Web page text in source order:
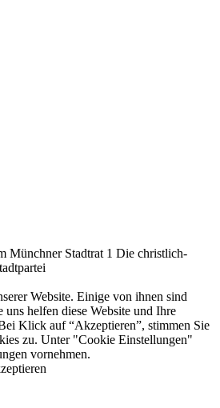
Münchner Stadtrat 1 Die christlich-
Website. Einige von ihnen sind
uns helfen diese Website und Ihre
Klick auf “Akzeptieren”, stimmen Sie
zu. Unter "Cookie Einstellungen"
vornehmen.